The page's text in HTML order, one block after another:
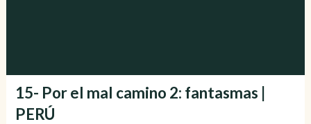
15- Por el mal camino 2: fantasmas |
PERÚ